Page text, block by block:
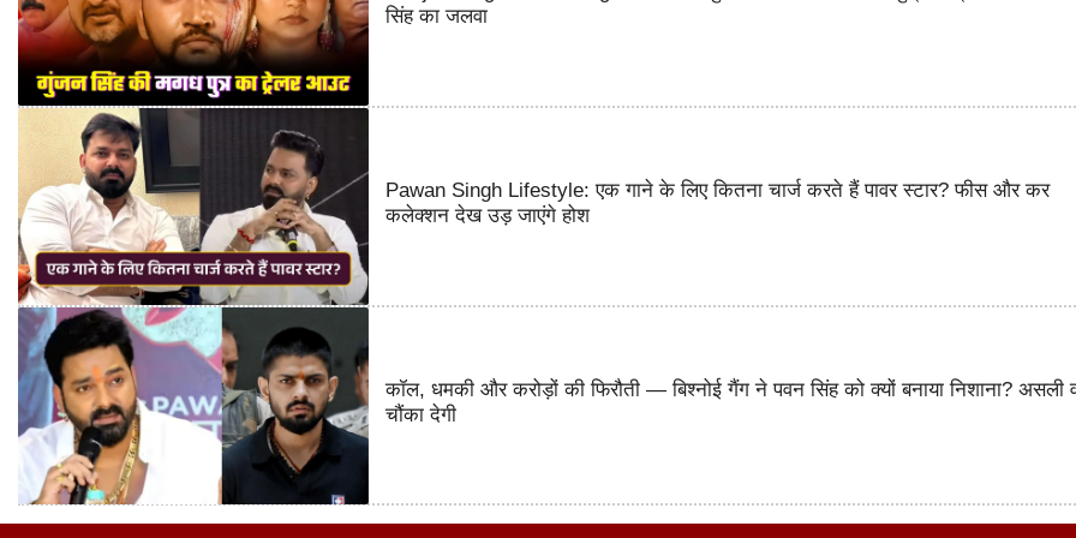
सिंह का जलवा
Pawan Singh Lifestyle: एक गाने के लिए कितना चार्ज करते हैं पावर स्टार? फीस और कर
कलेक्शन देख उड़ जाएंगे होश
कॉल, धमकी और करोड़ों की फिरौती — बिश्नोई गैंग ने पवन सिंह को क्यों बनाया निशाना? असली
चौंका देगी